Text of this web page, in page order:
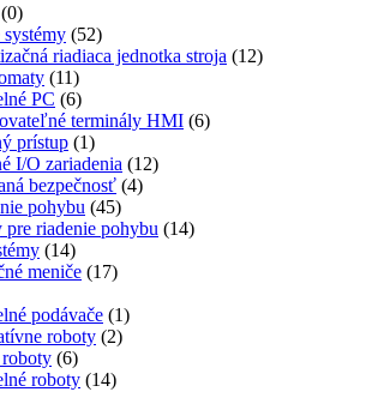
(0)
(52)
riadiaca jednotka stroja (12)
(11)
PC (6)
terminály HMI (6)
prístup (1)
I/O zariadenia (12)
bezpečnosť (4)
pohybu (45)
pre riadenie pohybu (14)
(14)
meniče (17)
podávače (1)
roboty (2)
(6)
roboty (14)